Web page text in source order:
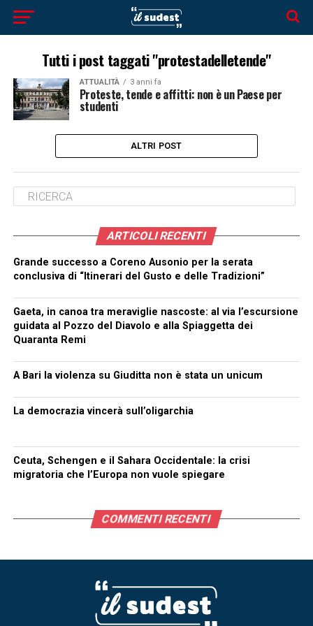
Tutti i post taggati "protestadelletende"
ATTUALITÀ 3 anni fa
Proteste, tende e affitti: non è un Paese per
studenti
ALTRI POST
ARTICOLI RECENTI
Grande successo a Coreno Ausonio per la serata
conclusiva di “Itinerari del Gusto e delle Tradizioni”
Gaeta, in canoa tra meraviglie nascoste: al via l’escursione
guidata al Pozzo del Diavolo e alla Spiaggetta dei
Quaranta Remi
A Bari la violenza su Giuditta non è stata un unicum
La democrazia vincerà sull’oligarchia
Ceuta, Schengen e il Sahara Occidentale: la crisi
migratoria che l’Europa non vuole spiegare
COMMENTI RECENTI